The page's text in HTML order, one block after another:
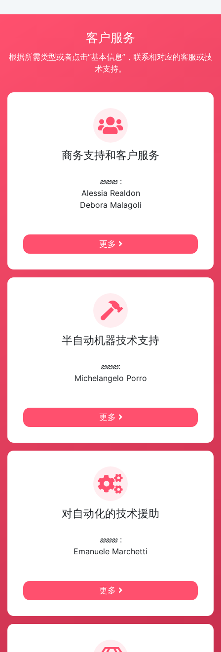
客户服务
根据所需类型或者点击“基本信息”，联系相对应的客服或技
术支持。
商务支持和客户服务
జజజ:
Alessia Realdon
Debora Malagoli
更多
半自动机器技术支持
జజజ:
Michelangelo Porro
更多
对自动化的技术援助
జజజ:
Emanuele Marchetti
更多